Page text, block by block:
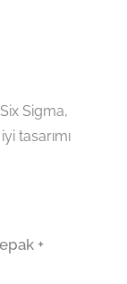
Sigma,
tasarımı
+